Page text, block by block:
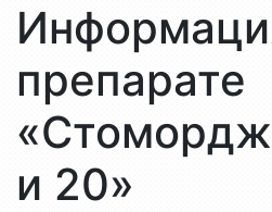
препарате
и 20»